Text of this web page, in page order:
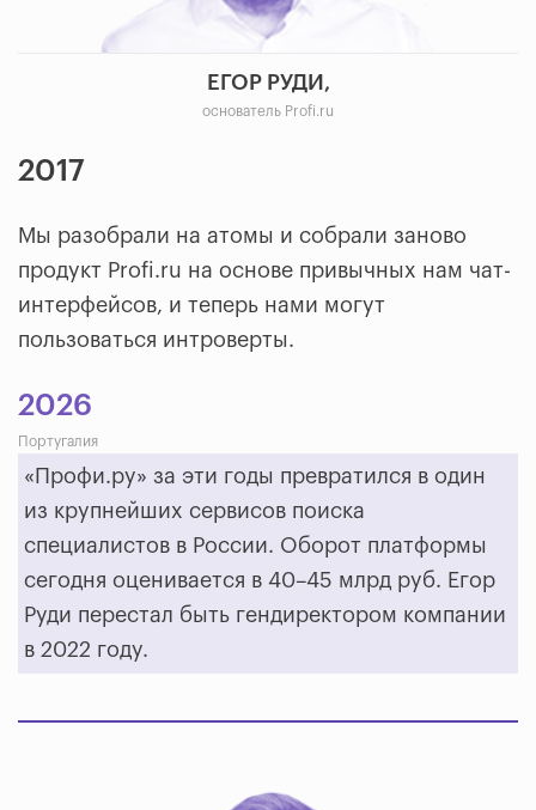
ЕГОР РУДИ,
основатель Profi.ru
2017
Мы разобрали на атомы и собрали заново
продукт Profi.ru на основе привычных нам чат-
интерфейсов, и теперь нами могут
пользоваться интроверты.
2026
Португалия
«Профи.ру» за эти годы превратился в один
из крупнейших сервисов поиска
специалистов в России. Оборот платформы
сегодня оценивается в 40–45 млрд руб. Егор
Руди перестал быть гендиректором компании
в 2022 году.